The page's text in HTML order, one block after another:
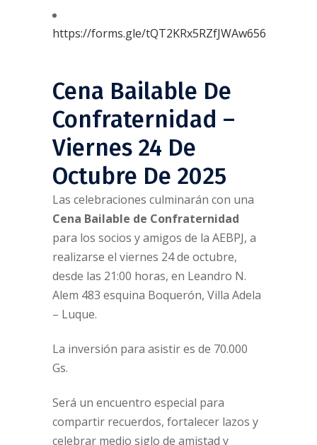
https://forms.gle/tQT2KRx5RZfJWAw656
Cena Bailable De
Confraternidad –
Viernes 24 De
Octubre De 2025
Las celebraciones culminarán con una
Cena Bailable de Confraternidad
para los socios y amigos de la AEBPJ, a
realizarse el viernes 24 de octubre,
desde las 21:00 horas, en Leandro N.
Alem 483 esquina Boquerón, Villa Adela
– Luque.
La inversión para asistir es de 70.000
Gs.
Será un encuentro especial para
compartir recuerdos, fortalecer lazos y
celebrar medio siglo de amistad y